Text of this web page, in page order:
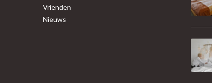
Vrienden
Nieuws